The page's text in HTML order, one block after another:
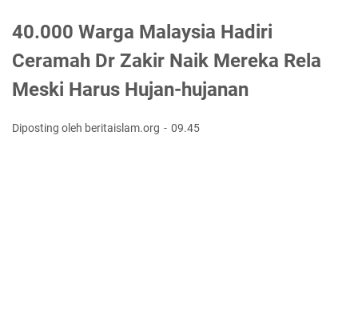
40.000 Warga Malaysia Hadiri
Ceramah Dr Zakir Naik Mereka Rela
Meski Harus Hujan-hujanan
Diposting oleh beritaislam.org 09.45